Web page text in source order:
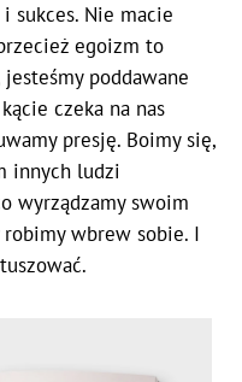
sukces. Nie macie
egoizm to
poddawane
czeka na nas
presję. Boimy się,
innych ludzi
wyrządzamy swoim
robimy wbrew sobie. I